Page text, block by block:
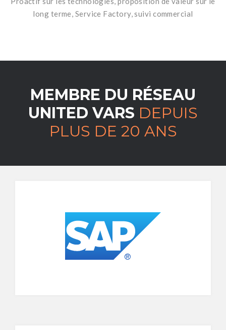
long terme, Service Factory, suivi commercial
MEMBRE DU RÉSEAU
UNITED VARS DEPUIS
PLUS DE 20 ANS